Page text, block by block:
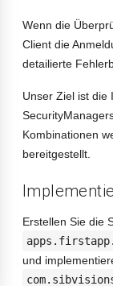
Wenn die
Client die
detailierte
Unser Ziel ist die
Kombinationen
bereitgestellt.
Erstellen Sie die
und